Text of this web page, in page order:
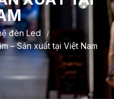
đèn Led
– Sản xuất tại Việt Nam